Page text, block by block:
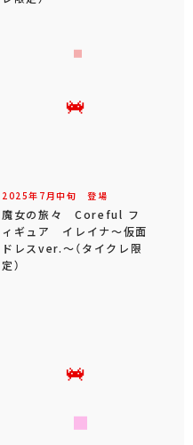
2025年 7 月中旬 登場
魔女の旅々 Coreful フ
ィギュア イレイナ～仮面
ドレスver.～（タイクレ限
定）